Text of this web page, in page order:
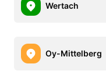
Wertach
Oy-Mittelberg